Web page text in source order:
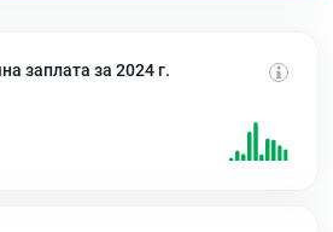
заплата за 2024 г.